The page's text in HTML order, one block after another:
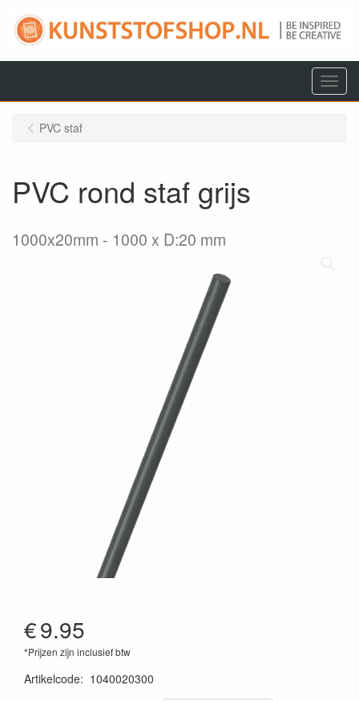
Menu
PVC staf
PVC rond staf grijs
1000x20mm 1000 x D:20 mm
€9.95
*Prijzen zijn inclusief btw
Artikelcode: 1040020300